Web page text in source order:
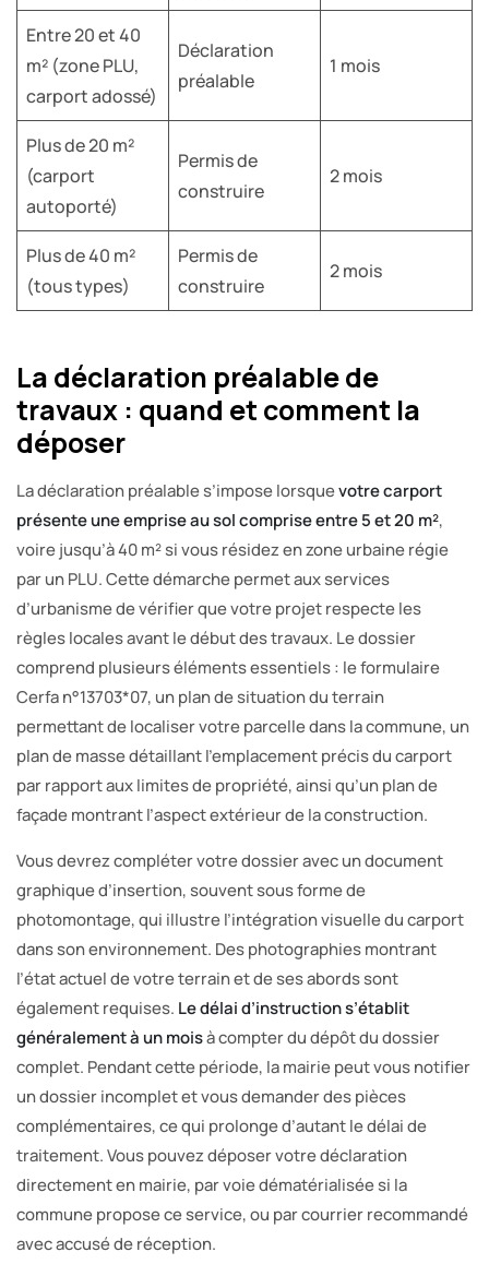
Entre 20 et 40
m² (zone PLU,
carport adossé)
Déclaration
préalable
1 mois
Plus de 20 m²
(carport
autoporté)
Permis de
construire
2 mois
Plus de 40 m²
(tous types)
Permis de
construire
2 mois
La déclaration préalable de
travaux : quand et comment la
déposer
La déclaration préalable s’impose lorsquevotre carport
présente une emprise au sol comprise entre 5 et 20 m²,
voire jusqu’à 40 m² si vous résidez en zone urbaine régie
par un PLU. Cette démarche permet aux services
d’urbanisme de vérifier que votre projet respecte les
règles locales avant le début des travaux. Le dossier
comprend plusieurs éléments essentiels : le formulaire
Cerfa n°13703*07, un plan de situation du terrain
permettant de localiser votre parcelle dans la commune, un
plan de masse détaillant l’emplacement précis du carport
par rapport aux limites de propriété, ainsi qu’un plan de
façade montrant l’aspect extérieur de la construction.
Vous devrez compléter votre dossier avec un document
graphique d’insertion, souvent sous forme de
photomontage, qui illustre l’intégration visuelle du carport
dans son environnement. Des photographies montrant
l’état actuel de votre terrain et de ses abords sont
également requises. Le délai d’instruction s’établit
généralement à un moisà compter du dépôt du dossier
complet. Pendant cette période, la mairie peut vous notifier
un dossier incomplet et vous demander des pièces
complémentaires, ce qui prolonge d’autant le délai de
traitement. Vous pouvez déposer votre déclaration
directement en mairie, par voie dématérialisée si la
commune propose ce service, ou par courrier recommandé
avec accusé de réception.